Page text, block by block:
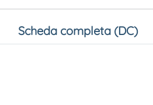
Scheda completa (DC)